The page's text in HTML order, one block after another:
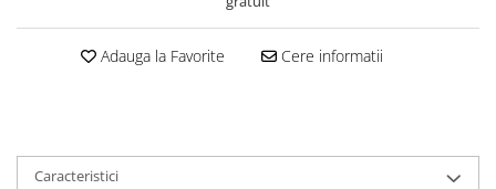
Adauga la Favorite Cere informatii
Caracteristici